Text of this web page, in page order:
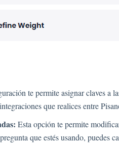
te permite asignar claves a
que realices entre
Esta opción te permite
que estés usando, puedes